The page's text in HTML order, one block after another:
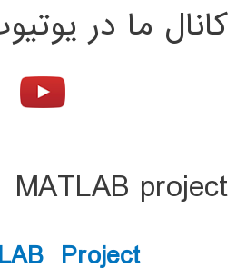
کانال ما در
MATLAB project
Project